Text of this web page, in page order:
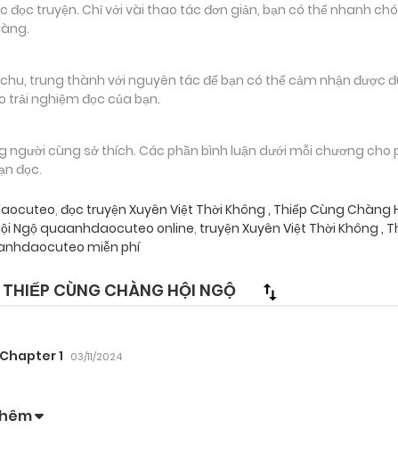
truyện. Chỉ với vài thao tác đơn giản, bạn có thể nhanh
trung thành với nguyên tác để bạn có thể cảm nhận được
trải nghiệm đọc của bạn.
cùng sở thích. Các phần bình luận dưới mỗi chương cho
đọc.
, đọc truyện Xuyên Việt Thời Không , Thiếp Cùng Chàng
Ngộ quaanhdaocuteo online, truyện Xuyên Việt Thời Không ,
miễn phí
CÙNG CHÀNG HỘI NGỘ
Chapter 1 03/11/2024